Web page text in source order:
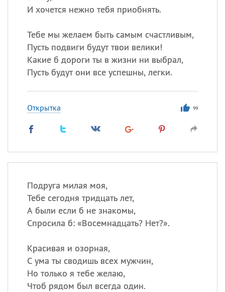
И хочется нежно тебя приобнять.
Тебе мы желаем быть самым счастливым,
Пусть подвиги будут твои велики!
Какие б дороги ты в жизни ни выбрал,
Пусть будут они все успешны, легки.
Открытка 99
Подруга милая моя,
Тебе сегодня тридцать лет,
А были если б не знакомы,
Спросила б: «Восемнадцать? Нет?».
Красивая и озорная,
С ума ты сводишь всех мужчин,
Но только я тебе желаю,
Чтоб рядом был всегда один.